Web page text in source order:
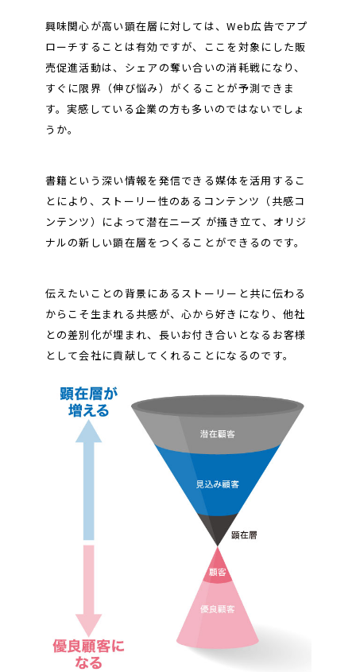
興味関心が高い顕在層に対しては、Web広告でアプ
ローチすることは有効ですが、ここを対象にした販
売促進活動は、シェアの奪い合いの消耗戦になり、
すぐに限界（伸び悩み）がくることが予測できま
す。実感している企業の方も多いのではないでしょ
うか。
書籍という深い情報を発信できる媒体を活用するこ
とにより、ストーリー性のあるコンテンツ（共感コ
ンテンツ）によって潜在ニーズ が掻き立て、オリジ
ナルの新しい顕在層をつくることができるのです。
伝えたいことの背景にあるストーリーと共に伝わる
からこそ生まれる共感が、心から好きになり、他社
との差別化が埋まれ、長いお付き合いとなるお客様
として会社に貢献してくれることになるのです。